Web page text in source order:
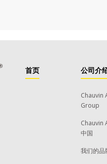
首页 公司介
Chauvin
Group
Chauvin
中国
我们的品